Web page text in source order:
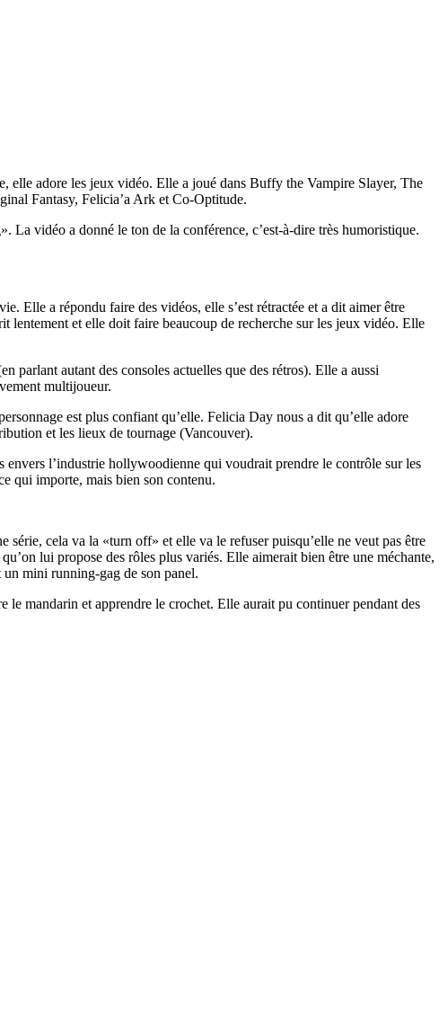
elle adore les jeux vidéo. Elle a joué dans Buffy the Vampire Slayer, The
Fantasy, Felicia’a Ark et Co-Optitude.
La vidéo a donné le ton de la conférence, c’est-à-dire très humoristique.
Elle a répondu faire des vidéos, elle s’est rétractée et a dit aimer être
lentement et elle doit faire beaucoup de recherche sur les jeux vidéo. Elle
parlant autant des consoles actuelles que des rétros). Elle a aussi
multijoueur.
est plus confiant qu’elle. Felicia Day nous a dit qu’elle adore
et les lieux de tournage (Vancouver).
envers l’industrie hollywoodienne qui voudrait prendre le contrôle sur les
qui importe, mais bien son contenu.
cela va la «turn off» et elle va le refuser puisqu’elle ne veut pas être
lui propose des rôles plus variés. Elle aimerait bien être une méchante,
mini running-gag de son panel.
mandarin et apprendre le crochet. Elle aurait pu continuer pendant des